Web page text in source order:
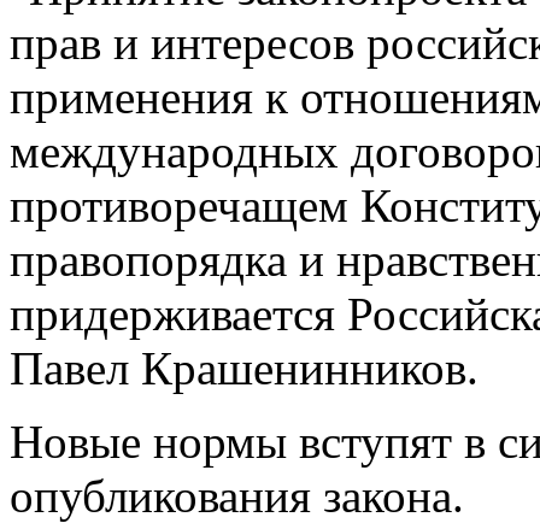
прав и интересов
применения к
международных
противоречащем
правопорядка и
придерживается
Павел Крашенинников.
Новые нормы вступят в
опубликования закона.